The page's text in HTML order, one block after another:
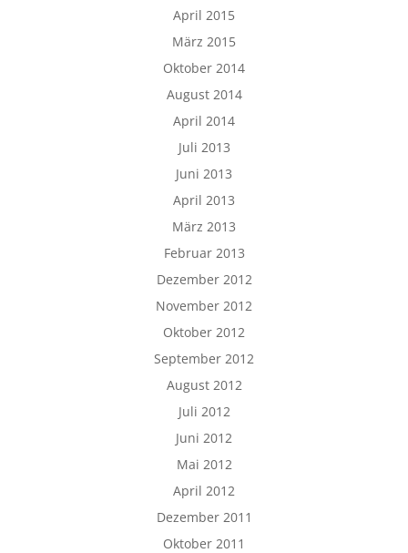
April 2015
März 2015
Oktober 2014
August 2014
April 2014
Juli 2013
Juni 2013
April 2013
März 2013
Februar 2013
Dezember 2012
November 2012
Oktober 2012
September 2012
August 2012
Juli 2012
Juni 2012
Mai 2012
April 2012
Dezember 2011
Oktober 2011